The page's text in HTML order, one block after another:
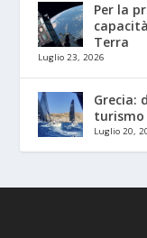
Per la
Terra
Luglio 23, 2026
Grecia:
Luglio 20,